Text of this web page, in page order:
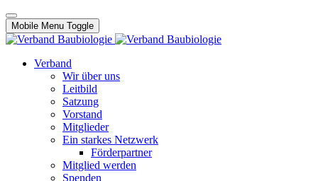
Mobile Menu Toggle
Verband
Wir über uns
Leitbild
Satzung
Vorstand
Mitglieder
Ein starkes Netzwerk
Förderpartner
Mitglied werden
Spenden